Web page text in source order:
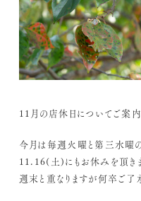
11月の店休日についてご案内
今月は毎週火曜と第三水曜
11.16(土)にもお休みを頂き
週末と重なりますが何卒ご了